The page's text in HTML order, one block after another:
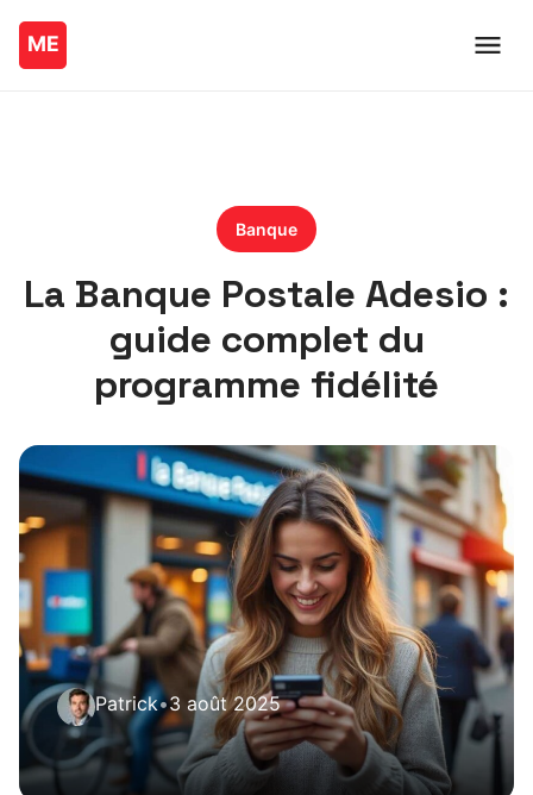
Banque
La Banque Postale Adesio :
guide complet du
programme fidélité
Patrick•3 août 2025